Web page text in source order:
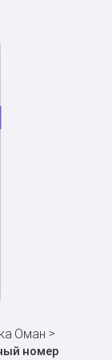
Оман >
номер